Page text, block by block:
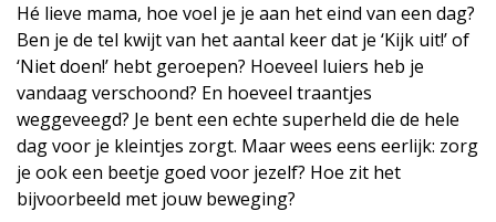
Hé lieve mama, hoe voel je je aan het eind van een dag?
Ben je de tel kwijt van het aantal keer dat je ‘Kijk uit!’ of
‘Niet doen!’ hebt geroepen? Hoeveel luiers heb je
vandaag verschoond? En hoeveel traantjes
weggeveegd? Je bent een echte superheld die de hele
dag voor je kleintjes zorgt. Maar wees eens eerlijk: zorg
je ook een beetje goed voor jezelf? Hoe zit het
bijvoorbeeld met jouw beweging?